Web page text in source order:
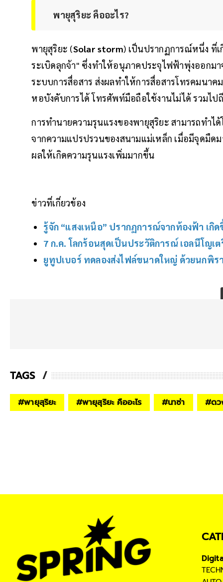
พายุสุริยะ คืออะไร?
พายุสุริยะ (Solar storm) เป็นปรากฏการณ์หนึ่ง ที่เ
ระเบิดลุกจ้า" ซึ่งทำให้อนุภาคประจุไฟฟ้าพุ่งออก
ระบบการสื่อสาร ส่งผลทำให้การสื่อสารโทรคมนา
หอบังคับการได้ โทรศัพท์มือถือใช้งานไม่ได้ รวมไป
การทำนายความรุนแรงของพายุสุริยะ สามารถทำ
จากความแปรปรวนของสนามแม่เหล็ก เมื่อมีจุดมื
ผลให้เกิดความรุนแรงเพิ่มมากขึ้น
ข่าวที่เกี่ยวข้อง
รู้จัก “แสงเหนือ” ปรากฏการณ์จากท้องฟ้า เกิด
7 ก.ค. โลกร้อนสุดเป็นประวัติการณ์ เอลนีโญ
ยูทูปเบอร์ ทดลองส่งไฟล์ขนาดใหญ่ ด้วยนกพิร
TAGS
#พายุสุริยะ #พายุสุริยะ คืออะไร #นาซ่า #ด